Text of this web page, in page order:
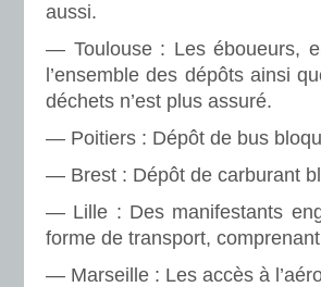
aussi.
— Toulouse : Les éboueurs,
l’ensem­ble des dépôts ainsi
déchets n’est plus assuré.
— Poitiers : Dépôt de bus
— Brest : Dépôt de car­bu­rant
— Lille : Des mani­fes­tants
forme de trans­port,
— Marseille : Les accès à